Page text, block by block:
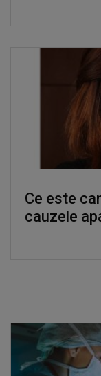
Ce este
cauzele